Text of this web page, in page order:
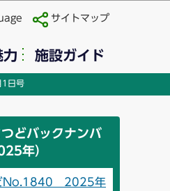
サイトマップ
力 施設ガイド
日号
どバックナンバ
年）
No.1840 2025年